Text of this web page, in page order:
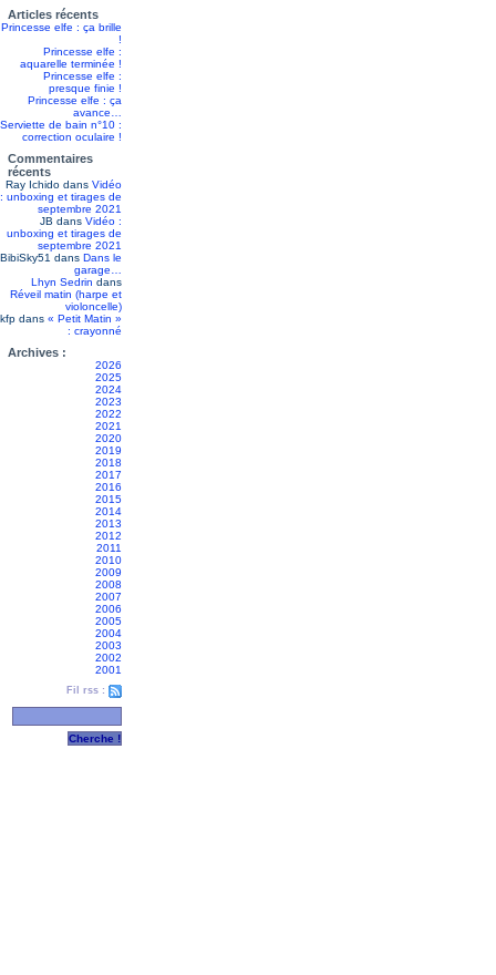
Articles récents
Princesse elfe : ça brille
!
Princesse elfe :
aquarelle terminée !
Princesse elfe :
presque finie !
Princesse elfe : ça
avance…
Serviette de bain n°10 :
correction oculaire !
Commentaires
récents
Ray Ichido dans Vidéo
: unboxing et tirages de
septembre 2021
JB dans Vidéo :
unboxing et tirages de
septembre 2021
BibiSky51 dans Dans le
garage…
Lhyn Sedrin dans
Réveil matin (harpe et
violoncelle)
kfp dans « Petit Matin »
: crayonné
Archives :
2026
2025
2024
2023
2022
2021
2020
2019
2018
2017
2016
2015
2014
2013
2012
2011
2010
2009
2008
2007
2006
2005
2004
2003
2002
2001
Fil rss :